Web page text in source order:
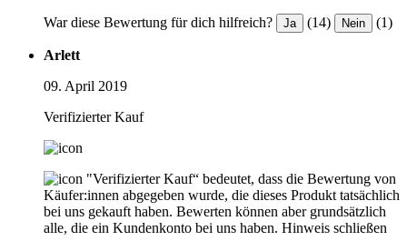
War diese Bewertung für dich hilfreich? Ja (14) Nein (1)
Arlett
09. April 2019
Verifizierter Kauf
"Verifizierter Kauf“ bedeutet, dass die Bewertung von
Käufer:innen abgegeben wurde, die dieses Produkt tatsächlich
bei uns gekauft haben. Bewerten können aber grundsätzlich
alle, die ein Kundenkonto bei uns haben. Hinweis schließen